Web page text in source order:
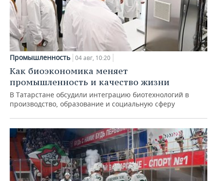
Промышленность 04 авг, 10:20
Как биоэкономика меняет
промышленность и качество жизни
В Татарстане обсудили интеграцию биотехнологий в
производство, образование и социальную сферу